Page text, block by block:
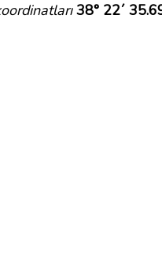
38° 22´